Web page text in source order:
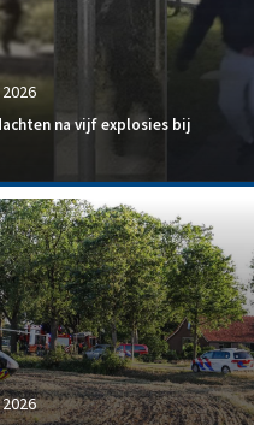
na vijf explosies bij